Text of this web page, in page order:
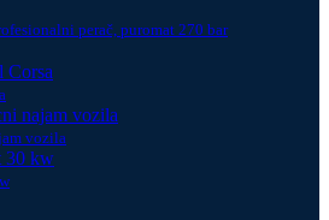
perač, puromat 270 bar
vozila